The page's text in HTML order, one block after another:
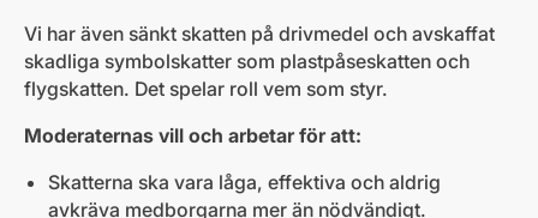
Vi har även sänkt skatten på drivmedel och avskaffat
skadliga symbolskatter som plastpåseskatten och
flygskatten. Det spelar roll vem som styr.
Moderaternas vill och arbetar för att:
Skatterna ska vara låga, effektiva och aldrig
avkräva medborgarna mer än nödvändigt.